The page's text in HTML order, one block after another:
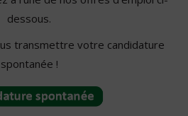
dessous.
transmettre votre candidature
spontanée !